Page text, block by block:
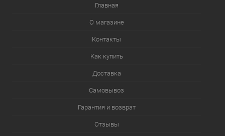
Главная
О магазине
Контакты
Как купить
Доставка
Самовывоз
Гарантия и возврат
Отзывы